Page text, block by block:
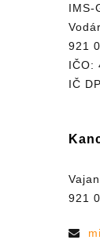
IMS-
921
IČO:
IČ
921